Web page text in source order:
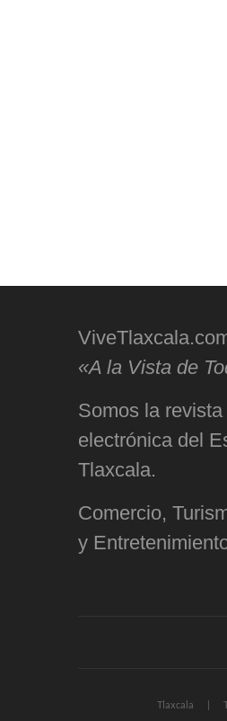
«A la Vista de
Somos la revista
electrónica del
Tlaxcala.
Comercio,
y
Tlaxcala